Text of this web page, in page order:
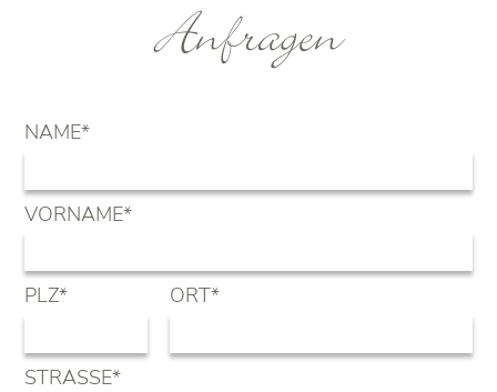
Anfragen
PFLICHTFELD
NAME*
PFLICHTFELD
VORNAME*
PFLICHTFELD
PLZ* PFLICHTFELD
ORT*
PFLICHTFELD
STRASSE *